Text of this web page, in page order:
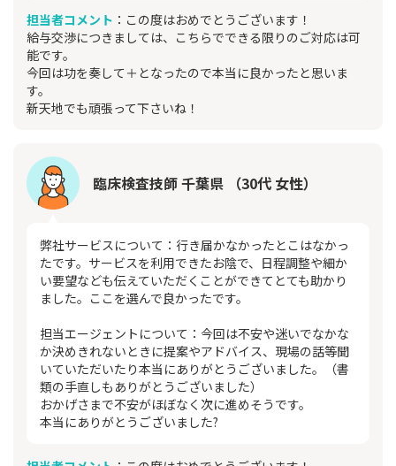
担当者コメント ：この度はおめでとうございます！
給与交渉につきましては、こちらでできる限りのご対応は可
能です。
今回は功を奏して＋となったので本当に良かったと思いま
す。
新天地でも頑張って下さいね！
臨床検査技師 千葉県 （30代 女性）
弊社サービスについて：行き届かなかったとこはなかっ
たです。サービスを利用できたお陰で、日程調整や細か
い要望なども伝えていただくことができてとても助かり
ました。ここを選んで良かったです。
担当エージェントについて：今回は不安や迷いでなかな
か決めきれないときに提案やアドバイス、現場の話等聞
いていただいたり本当にありがとうございました。（書
類の手直しもありがとうございました）
おかげさまで不安がほぼなく次に進めそうです。
本当にありがとうございました?